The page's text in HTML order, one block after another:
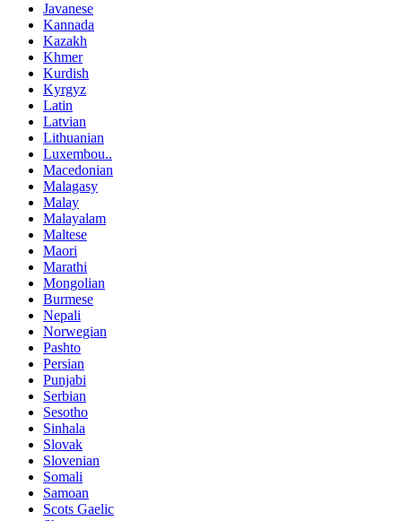
Javanese
Kannada
Kazakh
Khmer
Kurdish
Kyrgyz
Latin
Latvian
Lithuanian
Luxembou..
Macedonian
Malagasy
Malay
Malayalam
Maltese
Maori
Marathi
Mongolian
Burmese
Nepali
Norwegian
Pashto
Persian
Punjabi
Serbian
Sesotho
Sinhala
Slovak
Slovenian
Somali
Samoan
Scots Gaelic